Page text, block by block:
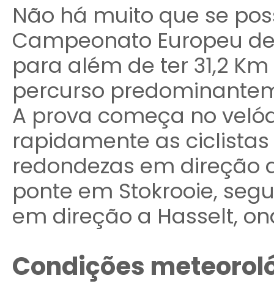
Não há muito que se
Campeonato Europeu
para além de ter 31,2
percurso
A prova começa no
rapidamente as
redondezas em direção
ponte em Stokrooie,
em direção a Hasselt,
Condições